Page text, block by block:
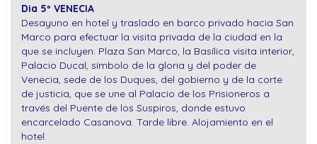
Dia 5º VENECIA
Desayuno en hotel y traslado en barco privado hacia San
Marco para efectuar la visita privada de la ciudad en la
que se incluyen: Plaza San Marco, la Basílica visita interior,
Palacio Ducal, símbolo de la gloria y del poder de
Venecia, sede de los Duques, del gobierno y de la corte
de justicia, que se une al Palacio de los Prisioneros a
través del Puente de los Suspiros, donde estuvo
encarcelado Casanova. Tarde libre. Alojamiento en el
hotel.